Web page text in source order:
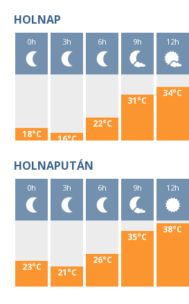
HOLNAP
0h
18°C
3h
16°C
6h
22°C
9h
31°C
12h
34°C
HOLNAPUTÁN
0h
23°C
3h
21°C
6h
26°C
9h
35°C
12h
38°C